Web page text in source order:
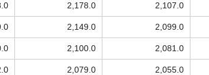
2,178.0 2,107.0
2,149.0 2,099.0
2,100.0 2,081.0
2,079.0 2,055.0